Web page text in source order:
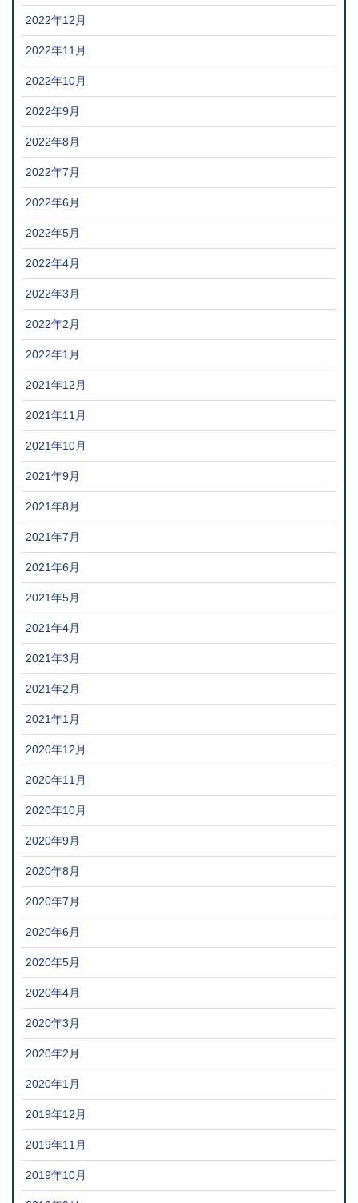
2022年12月
2022年11月
2022年10月
2022年9月
2022年8月
2022年7月
2022年6月
2022年5月
2022年4月
2022年3月
2022年2月
2022年1月
2021年12月
2021年11月
2021年10月
2021年9月
2021年8月
2021年7月
2021年6月
2021年5月
2021年4月
2021年3月
2021年2月
2021年1月
2020年12月
2020年11月
2020年10月
2020年9月
2020年8月
2020年7月
2020年6月
2020年5月
2020年4月
2020年3月
2020年2月
2020年1月
2019年12月
2019年11月
2019年10月